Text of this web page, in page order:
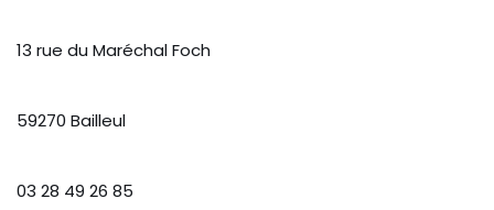
13 rue du Maréchal Foch
59270 Bailleul
03 28 49 26 85